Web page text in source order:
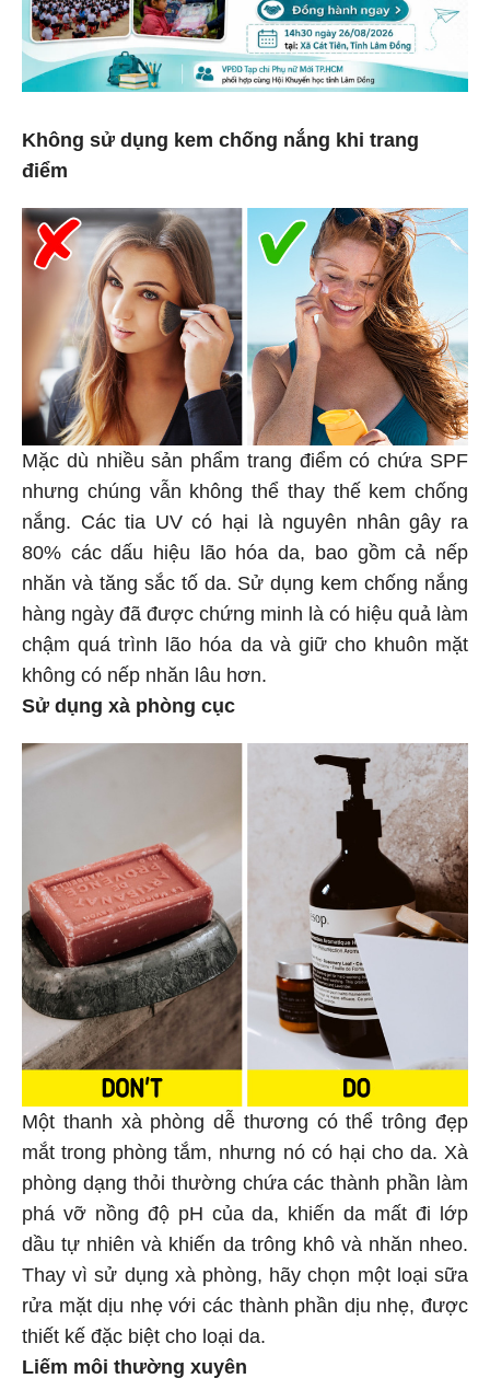
Không sử dụng kem chống nắng khi trang
điểm
Mặc dù nhiều sản phẩm trang điểm có chứa SPF
nhưng chúng vẫn không thể thay thế kem chống
nắng. Các tia UV có hại là nguyên nhân gây ra
80% các dấu hiệu lão hóa da, bao gồm cả nếp
nhăn và tăng sắc tố da. Sử dụng kem chống nắng
hàng ngày đã được chứng minh là có hiệu quả làm
chậm quá trình lão hóa da và giữ cho khuôn mặt
không có nếp nhăn lâu hơn.
Sử dụng xà phòng cục
Một thanh xà phòng dễ thương có thể trông đẹp
mắt trong phòng tắm, nhưng nó có hại cho da. Xà
phòng dạng thỏi thường chứa các thành phần làm
phá vỡ nồng độ pH của da, khiến da mất đi lớp
dầu tự nhiên và khiến da trông khô và nhăn nheo.
Thay vì sử dụng xà phòng, hãy chọn một loại sữa
rửa mặt dịu nhẹ với các thành phần dịu nhẹ, được
thiết kế đặc biệt cho loại da.
Liếm môi thường xuyên